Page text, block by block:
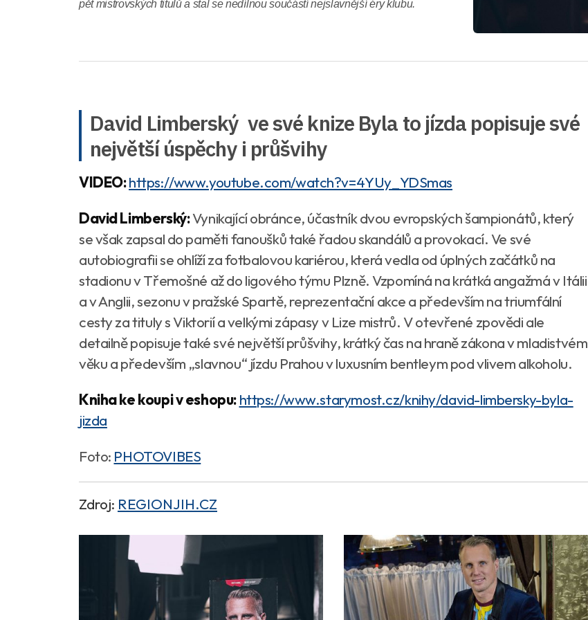
pět mistrovských titulů a stal se nedílnou součástí nejslavnější éry klubu.
David Limberský ve své knize Byla to jízda popisuje své
největší úspěchy i průšvihy
VIDEO:https://www.youtube.com/watch?v=4YUy_YDSmas
David Limberský:Vynikající obránce, účastník dvou evropských šampionátů, který
se však zapsal do paměti fanoušků také řadou skandálů a provokací. Ve své
autobiografii se ohlíží za fotbalovou kariérou, která vedla od úplných začátků na
stadionu v Třemošné až do ligového týmu Plzně. Vzpomíná na krátká angažmá v Itálii
a v Anglii, sezonu v pražské Spartě, reprezentační akce a především na triumfální
cesty za tituly s Viktorií a velkými zápasy v Lize mistrů. V otevřené zpovědi ale
detailně popisuje také své největší průšvihy, krátký čas na hraně zákona v mladistvém
věku a především „slavnou“ jízdu Prahou v luxusním bentleym pod vlivem alkoholu.
Kniha ke koupi v eshopu:https://www.starymost.cz/knihy/david-limbersky-byla-
jizda
Foto: PHOTOVIBES
Zdroj: REGIONJIH.CZ